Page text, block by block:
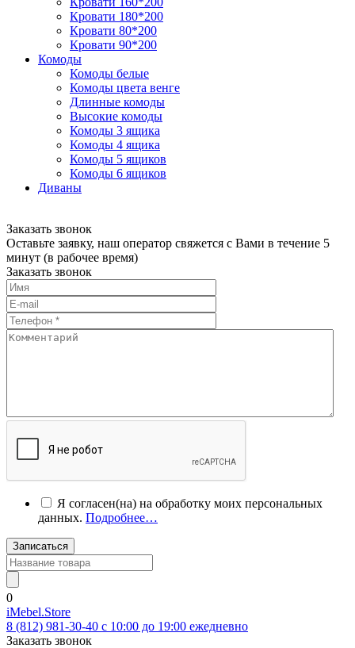
Кровати 180*200
Кровати 80*200
Кровати 90*200
Комоды
Комоды белые
Комоды цвета венге
Длинные комоды
Высокие комоды
Комоды 3 ящика
Комоды 4 ящика
Комоды 5 ящиков
Комоды 6 ящиков
Диваны
Заказать звонок
Оставьте заявку, наш оператор свяжется с Вами в течение 5
минут (в рабочее время)
Заказать звонок
Я согласен(на) на обработку моих персональных
данных. Подробнее…
Записаться
0
iMebel.Store
8 (812) 981-30-40 c 10:00 до 19:00 ежедневно
Заказать звонок